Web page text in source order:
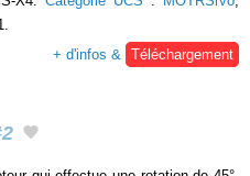
+ d'infos &
Téléchargement